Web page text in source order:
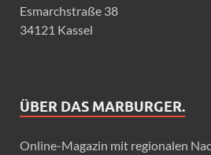
Esmarchstraße 38
34121 Kassel
ÜBER DAS MARBURGER.
Online-Magazin mit regionalen